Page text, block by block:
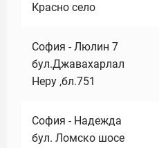
Красно село
София - Люлин 7
бул.Джавахарлал
Неру ,бл.751
София - Надежда
бул. Ломско шосе